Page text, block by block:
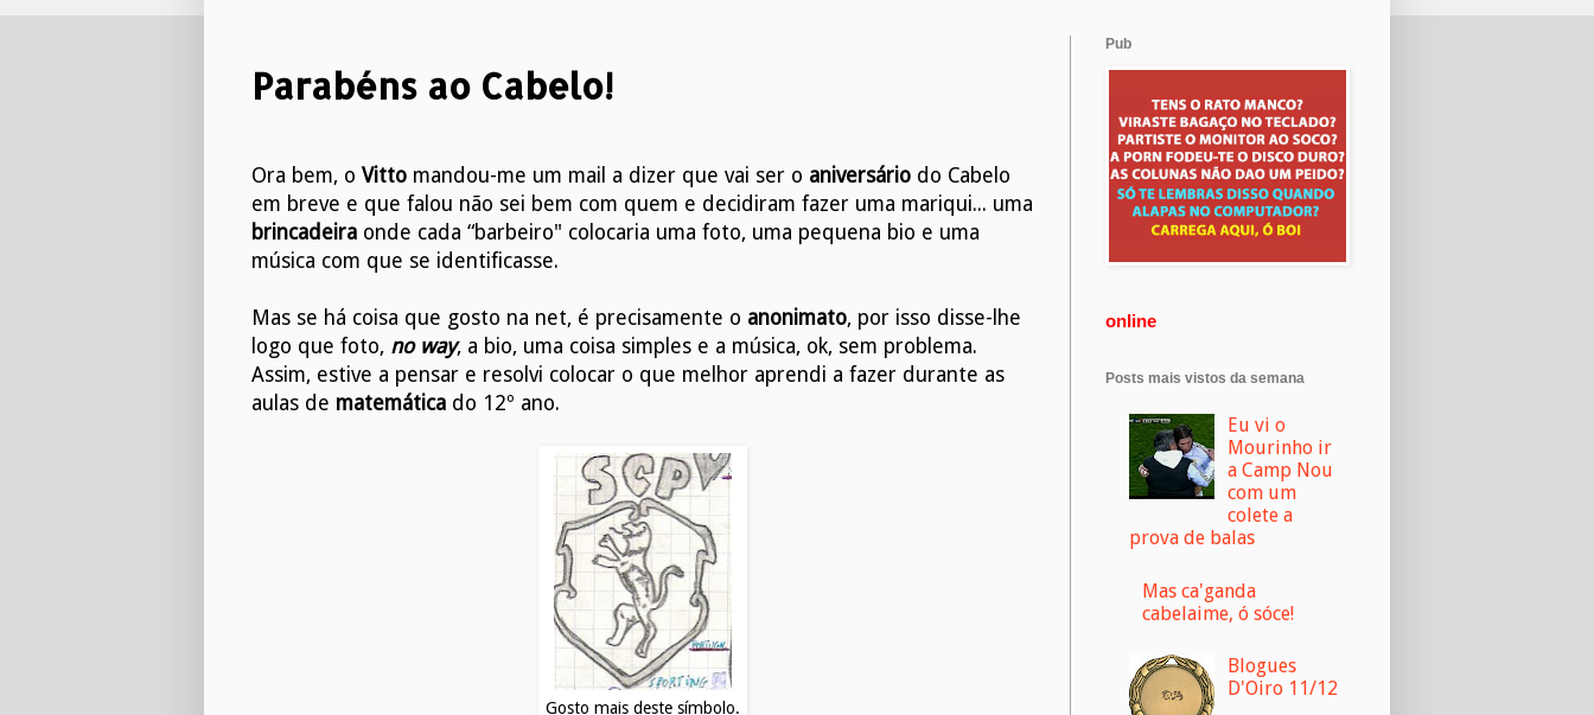
Parabéns ao Cabelo!
Ora bem, o Vitto mandou-me um mail a dizer que vai ser o aniversário do Cabelo
em breve e que falou não sei bem com quem e decidiram fazer uma mariqui... uma
brincadeira onde cada “barbeiro" colocaria uma foto, uma pequena bio e uma
música com que se identificasse.
Mas se há coisa que gosto na net, é precisamente o anonimato, por isso disse-lhe
logo que foto, no way, a bio, uma coisa simples e a música, ok, sem problema.
Assim, estive a pensar e resolvi colocar o que melhor aprendi a fazer durante as
aulas de matemática do 12º ano.
Gosto mais deste símbolo.
Pub
online
Posts mais vistos da semana
Eu vi o
Mourinho ir
a Camp Nou
com um
colete a
prova de balas
Mas ca'ganda
cabelaime, ó sóce!
Blogues
D'Oiro 11/12